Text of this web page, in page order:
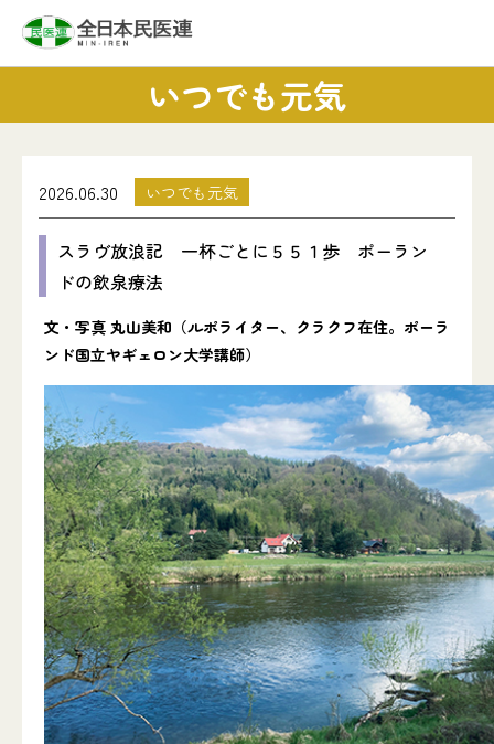
いつでも元気
2026.06.30 いつでも元気
スラヴ放浪記 一杯ごとに５５１歩 ポーラン
ドの飲泉療法
文・写真 丸山美和（ルポライター、クラクフ在住。ポーラ
ンド国立ヤギェロン大学講師）